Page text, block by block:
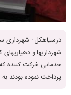
درسیاهکل : شهرداری
شهرداریها و
خدماتی شرکت کننده که
پرداخت نموده بودند